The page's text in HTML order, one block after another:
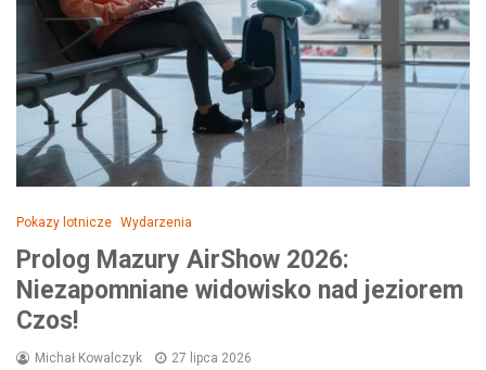
Pokazy lotnicze Wydarzenia
Prolog Mazury AirShow 2026:
Niezapomniane widowisko nad jeziorem
Czos!
Michał Kowalczyk 27 lipca 2026